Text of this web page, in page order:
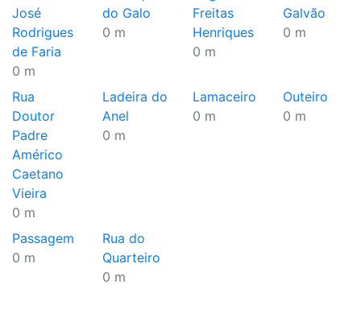
José
Rodrigues
de Faria
0 m
do Galo
0 m
Freitas
Henriques
0 m
Galvão
0 m
Rua
Doutor
Padre
Américo
Caetano
Vieira
0 m
Ladeira do
Anel
0 m
Lamaceiro
0 m
Outeiro
0 m
Passagem
0 m
Rua do
Quarteiro
0 m